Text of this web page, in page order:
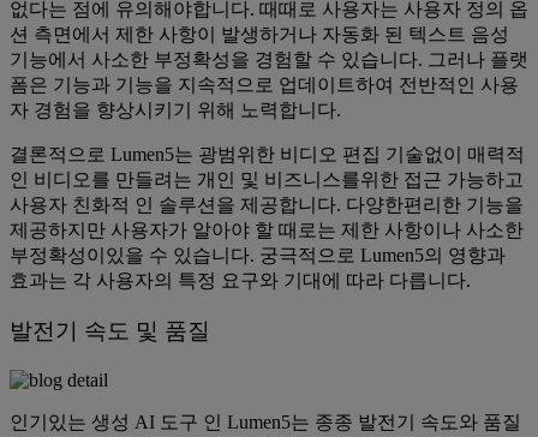
없다는 점에 유의해야합니다. 때때로 사용자는 사용자 정의 옵
션 측면에서 제한 사항이 발생하거나 자동화 된 텍스트 음성
기능에서 사소한 부정확성을 경험할 수 있습니다. 그러나 플랫
폼은 기능과 기능을 지속적으로 업데이트하여 전반적인 사용
자 경험을 향상시키기 위해 노력합니다.
결론적으로 Lumen5는 광범위한 비디오 편집 기술없이 매력적
인 비디오를 만들려는 개인 및 비즈니스를위한 접근 가능하고
사용자 친화적 인 솔루션을 제공합니다. 다양한편리한 기능을
제공하지만 사용자가 알아야 할 때로는 제한 사항이나 사소한
부정확성이있을 수 있습니다. 궁극적으로 Lumen5의 영향과
효과는 각 사용자의 특정 요구와 기대에 따라 다릅니다.
발전기 속도 및 품질
인기있는 생성 AI 도구 인 Lumen5는 종종 발전기 속도와 품질